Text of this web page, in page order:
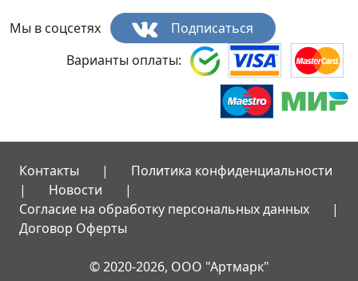
Мы в соцсетях
Подписаться
Варианты оплаты:
Контакты |
Политика конфиденциальности
|
Новости
|
Согласие на обработку персональных данных
|
Договор Оферты
© 2020-2026, ООО "Артмарк"